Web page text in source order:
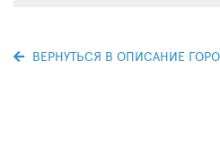
ВЕРНУТЬСЯ В ОПИСАНИЕ